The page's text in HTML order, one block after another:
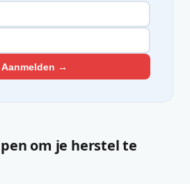
Aanmelden →
om je herstel te